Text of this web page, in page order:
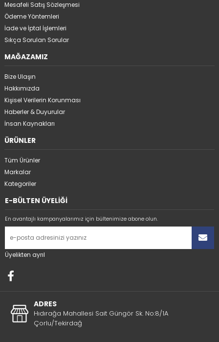
Mesafeli Satış Sözleşmesi
Ödeme Yöntemleri
İade ve İptal İşlemleri
Sıkça Sorulan Sorular
MAĞAZAMIZ
Bize Ulaşın
Hakkımızda
Kişisel Verilerin Korunması
Haberler & Duyurular
İnsan Kaynakları
ÜRÜNLER
Tüm Ürünler
Markalar
Kategoriler
E-BÜLTEN ÜYELİĞİ
En avantajlı kampanyalarımız için bültenimize abone olun.
Üyelikten ayrıl
ADRES
Hıdırağa Mahallesi Sait Güngör Sk. No:8/1A
Çorlu/Tekirdağ